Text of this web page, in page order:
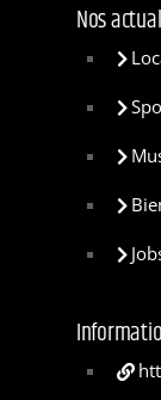
Nos